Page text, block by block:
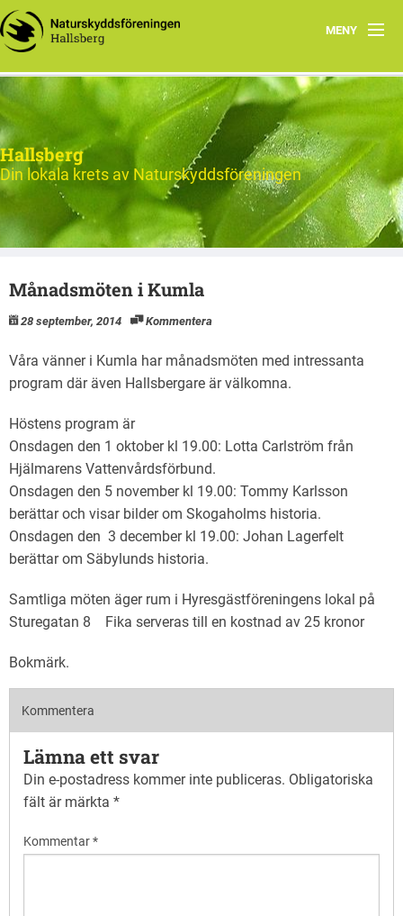
MENY
Hem
Nytt och Aktuellt
Verksamheten
Aktiviteter 2026
Natur
Hallsberg
Din lokala krets av Naturskyddsföreningen
Månadsmöten i Kumla
28 september, 2014 Kommentera
Våra vänner i Kumla har månadsmöten med intressanta
program där även Hallsbergare är välkomna.
Höstens program är
Onsdagen den 1 oktober kl 19.00: Lotta Carlström från
Hjälmarens Vattenvårdsförbund.
Onsdagen den 5 november kl 19.00: Tommy Karlsson
berättar och visar bilder om Skogaholms historia.
Onsdagen den 3 december kl 19.00: Johan Lagerfelt
berättar om Säbylunds historia.
Samtliga möten äger rum i Hyresgästföreningens lokal på
Sturegatan 8 Fika serveras till en kostnad av 25 kronor
Bokmärk.
Kommentera
Lämna ett svar
Din e-postadress kommer inte publiceras. Obligatoriska
fält är märkta *
Kommentar*